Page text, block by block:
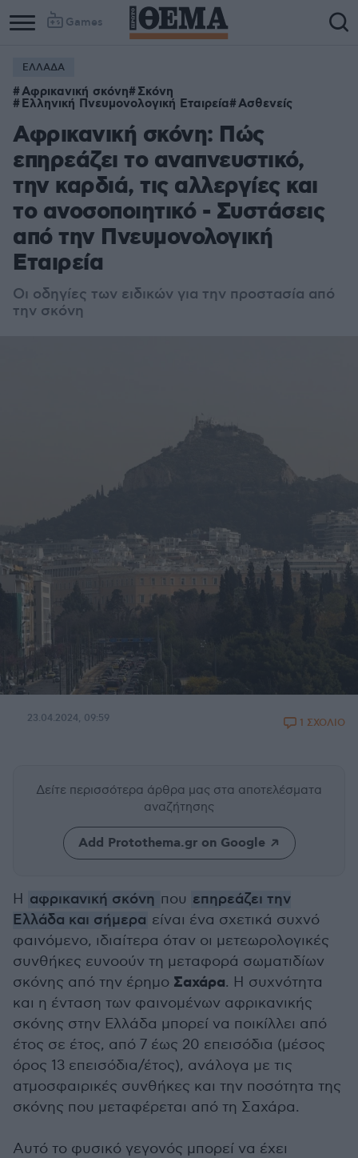
Games
ΕΛΛΑΔΑ
Αφρικανική σκόνη Σκόνη
Ελληνική Πνευμονολογική Εταιρεία Ασθενείς
Αφρικανική σκόνη: Πώς
επηρεάζει το αναπνευστικό,
την καρδιά, τις αλλεργίες και
το ανοσοποιητικό - Συστάσεις
από την Πνευμονολογική
Εταιρεία
Οι οδηγίες των ειδικών για την προστασία από
την σκόνη
23.04.2024, 09:59 1 ΣΧΟΛΙΟ
Δείτε περισσότερα άρθρα μας στα αποτελέσματα
αναζήτησης
Add Protothema.gr on Google
Η αφρικανική σκόνη που επηρεάζει την
Ελλάδα και σήμερα είναι ένα σχετικά συχνό
φαινόμενο, ιδιαίτερα όταν οι μετεωρολογικές
συνθήκες ευνοούν τη μεταφορά σωματιδίων
σκόνης από την έρημο Σαχάρα. Η συχνότητα
και η ένταση των φαινομένων αφρικανικής
σκόνης στην Ελλάδα μπορεί να ποικίλλει από
έτος σε έτος, από 7 έως 20 επεισόδια (μέσος
όρος 13 επεισόδια/έτος), ανάλογα με τις
ατμοσφαιρικές συνθήκες και την ποσότητα της
σκόνης που μεταφέρεται από τη Σαχάρα.
Αυτό το φυσικό γεγονός μπορεί να έχει